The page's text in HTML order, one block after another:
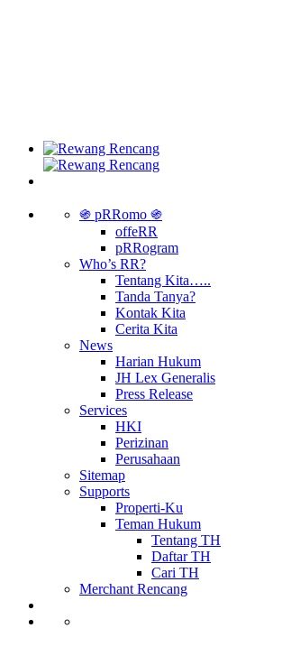
֍ pRRomo ֍
offeRR
pRRogram
Who’s RR?
Tentang Kita…..
Tanda Tanya?
Kontak Kita
Cerita Kita
News
Harian Hukum
JH Lex Generalis
Press Release
Services
HKI
Perizinan
Perusahaan
Sitemap
Supports
Properti-Ku
Teman Hukum
Tentang TH
Daftar TH
Cari TH
Merchant Rencang